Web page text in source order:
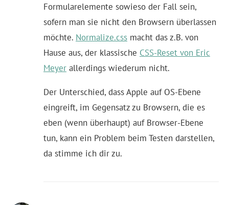
Formularelemente sowieso der Fall sein,
sofern man sie nicht den Browsern überlassen
möchte. Normalize.css macht das z.B. von
Hause aus, der klassische CSS-Reset von Eric
Meyer allerdings wiederum nicht.
Der Unterschied, dass Apple auf OS-Ebene
eingreift, im Gegensatz zu Browsern, die es
eben (wenn überhaupt) auf Browser-Ebene
tun, kann ein Problem beim Testen darstellen,
da stimme ich dir zu.